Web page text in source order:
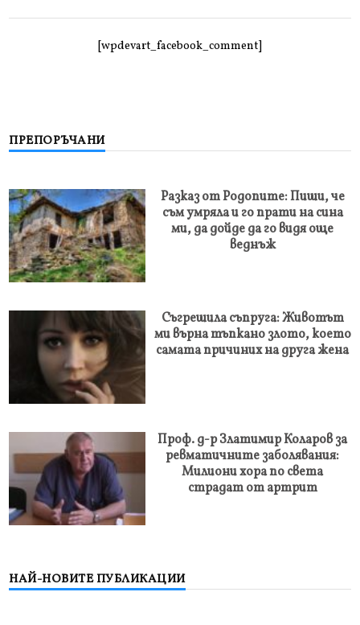
[wpdevart_facebook_comment]
ПРЕПОРЪЧАНИ
Разказ от Родопите: Пиши, че
съм умряла и го прати на сина
ми, да дойде да го видя още
веднъж
Съгрешила съпруга: Животът
ми върна тъпкано злото, което
самата причиних на друга жена
Проф. д-р Златимир Коларов за
ревматичните заболявания:
Милиони хора по света
страдат от артрит
НАЙ-НОВИТЕ ПУБЛИКАЦИИ